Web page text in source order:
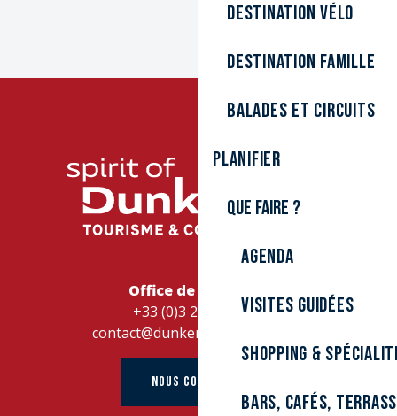
Destination Vélo
Destination Famille
Balades et circuits
Planifier
Que faire ?
Agenda
Visites guidées
Shopping &
Bars, cafés,
Office de Tourisme
+33 (0)3 28 26 27 28
contact@dunkerque-tourisme.fr
NOUS CONTACTER